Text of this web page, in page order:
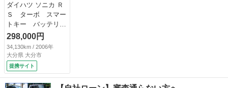
ダイハツ ソニカ Ｒ
Ｓ ターボ スマー
トキー バッテリー
新品 タイヤ８部山
（ミネルバ ２０２
３年製造） 純正ア
ルミホイール ＥＴ
Ｃ ＨＩＤ ベンチ
シート ＣＶＴ 盗
298,000円
34,130km / 2006年
大分県 大分市
提携サイト